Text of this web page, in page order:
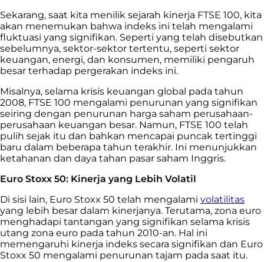
Sekarang, saat kita menilik sejarah kinerja FTSE 100, kita
akan menemukan bahwa indeks ini telah mengalami
fluktuasi yang signifikan. Seperti yang telah disebutkan
sebelumnya, sektor-sektor tertentu, seperti sektor
keuangan, energi, dan konsumen, memiliki pengaruh
besar terhadap pergerakan indeks ini.
Misalnya, selama krisis keuangan global pada tahun
2008, FTSE 100 mengalami penurunan yang signifikan
seiring dengan penurunan harga saham perusahaan-
perusahaan keuangan besar. Namun, FTSE 100 telah
pulih sejak itu dan bahkan mencapai puncak tertinggi
baru dalam beberapa tahun terakhir. Ini menunjukkan
ketahanan dan daya tahan pasar saham Inggris.
Euro Stoxx 50: Kinerja yang Lebih Volatil
Di sisi lain, Euro Stoxx 50 telah mengalami volatilitas
yang lebih besar dalam kinerjanya. Terutama, zona euro
menghadapi tantangan yang signifikan selama krisis
utang zona euro pada tahun 2010-an. Hal ini
memengaruhi kinerja indeks secara signifikan dan Euro
Stoxx 50 mengalami penurunan tajam pada saat itu.